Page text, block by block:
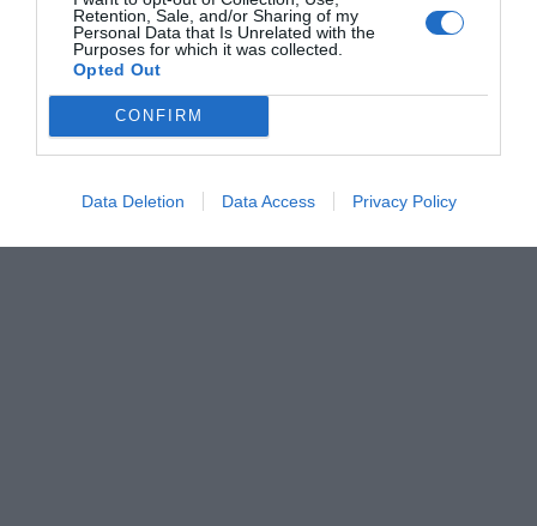
Retention, Sale, and/or Sharing of my
Personal Data that Is Unrelated with the
Purposes for which it was collected.
Opted Out
CONFIRM
Data Deletion Data Access Privacy Policy